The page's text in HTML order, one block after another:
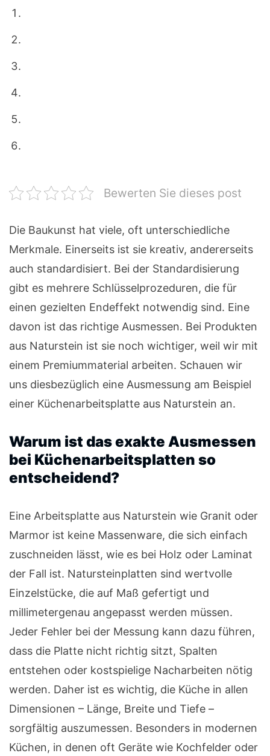
Bewerten Sie dieses post
Die Baukunst hat viele, oft unterschiedliche
Merkmale. Einerseits ist sie kreativ, andererseits
auch standardisiert. Bei der Standardisierung
gibt es mehrere Schlüsselprozeduren, die für
einen gezielten Endeffekt notwendig sind. Eine
davon ist das richtige Ausmessen. Bei Produkten
aus Naturstein ist sie noch wichtiger, weil wir mit
einem Premiummaterial arbeiten. Schauen wir
uns diesbezüglich eine Ausmessung am Beispiel
einer Küchenarbeitsplatte aus Naturstein an.
Warum ist das exakte Ausmessen
bei Küchenarbeitsplatten so
entscheidend?
Eine Arbeitsplatte aus Naturstein wie Granit oder
Marmor ist keine Massenware, die sich einfach
zuschneiden lässt, wie es bei Holz oder Laminat
der Fall ist. Natursteinplatten sind wertvolle
Einzelstücke, die auf Maß gefertigt und
millimetergenau angepasst werden müssen.
Jeder Fehler bei der Messung kann dazu führen,
dass die Platte nicht richtig sitzt, Spalten
entstehen oder kostspielige Nacharbeiten nötig
werden. Daher ist es wichtig, die Küche in allen
Dimensionen – Länge, Breite und Tiefe –
sorgfältig auszumessen. Besonders in modernen
Küchen, in denen oft Geräte wie Kochfelder oder